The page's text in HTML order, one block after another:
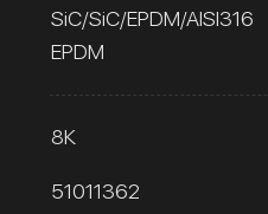
SiC/SiC/EPDM/AISI316
EPDM
8К
51011362